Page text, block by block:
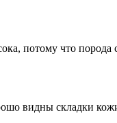
потому что порода
видны складки